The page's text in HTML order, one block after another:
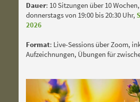
Dauer: 10 Sitzungen über 10
donnerstags von 19:00 bis 20:30 Uhr,
2026
Format: Live-Sessions über Zoom,
Aufzeichnungen, Übungen für